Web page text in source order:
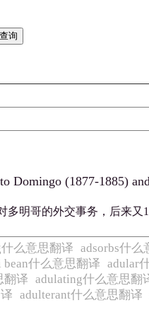
Domingo (1877-1885)
明哥的外交事务，后来又
么意思翻译 adsorbs什么
bean什么意思翻译 adular
翻译 adulating什么意思翻
adulterant什么意思翻译